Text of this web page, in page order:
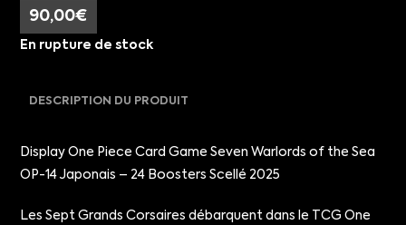
90,00€
En rupture de stock
DESCRIPTION DU PRODUIT
Display One Piece Card Game Seven Warlords of the Sea
OP-14 Japonais – 24 Boosters Scellé 2025
Les Sept Grands Corsaires débarquent dans le TCG One